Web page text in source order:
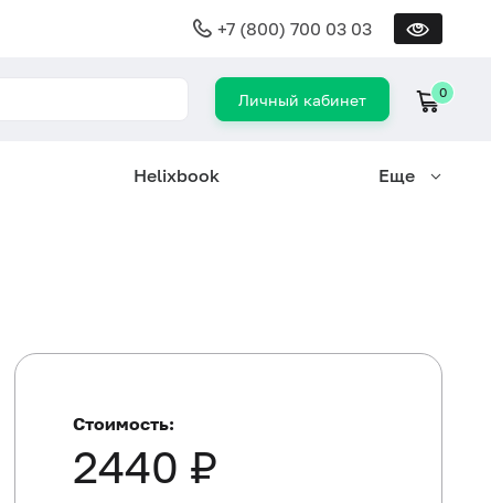
+7 (800) 700 03 03
Личный кабинет 0
Helixbook Еще
Стоимость:
2440 ₽